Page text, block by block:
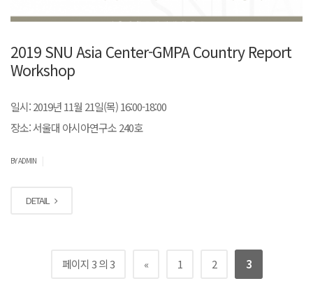
2019 SNU Asia Center-GMPA Country Report
Workshop
일시: 2019년 11월 21일(목) 16:00-18:00
장소: 서울대 아시아연구소 240호
BY ADMIN
DETAIL
페이지 3 의 3 « 1 2 3